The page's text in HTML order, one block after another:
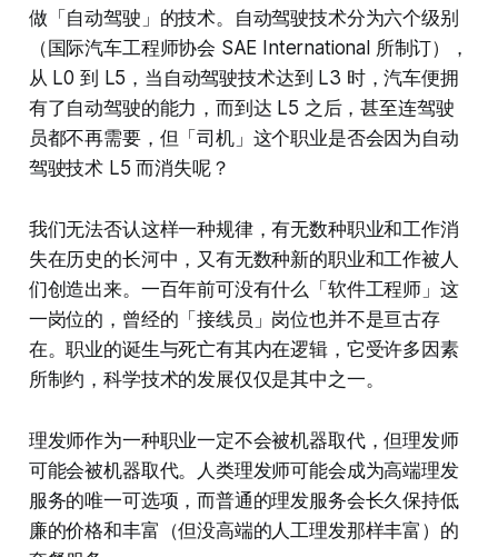
做「自动驾驶」的技术。自动驾驶技术分为六个级别
（国际汽车工程师协会 SAE International 所制订），
从 L0 到 L5，当自动驾驶技术达到 L3 时，汽车便拥
有了自动驾驶的能力，而到达 L5 之后，甚至连驾驶
员都不再需要，但「司机」这个职业是否会因为自动
驾驶技术 L5 而消失呢？
我们无法否认这样一种规律，有无数种职业和工作消
失在历史的长河中，又有无数种新的职业和工作被人
们创造出来。一百年前可没有什么「软件工程师」这
一岗位的，曾经的「接线员」岗位也并不是亘古存
在。职业的诞生与死亡有其内在逻辑，它受许多因素
所制约，科学技术的发展仅仅是其中之一。
理发师作为一种职业一定不会被机器取代，但理发师
可能会被机器取代。人类理发师可能会成为高端理发
服务的唯一可选项，而普通的理发服务会长久保持低
廉的价格和丰富（但没高端的人工理发那样丰富）的